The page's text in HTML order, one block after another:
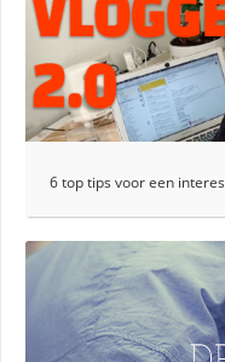
6 top tips voor een